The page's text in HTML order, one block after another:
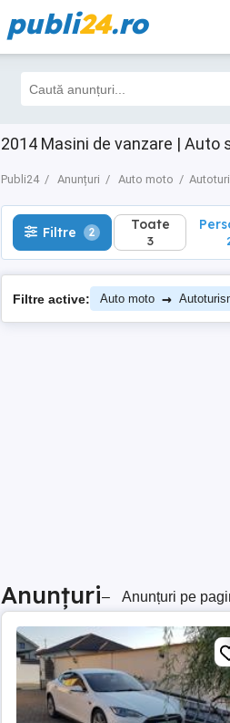
publi24.ro
2014 Masini de vanzare | Auto
Publi24 Anunțuri Auto moto
Filtre 2 Toate
3
Filtre 2 Toate
3
Filtre active: Auto moto →
Anunțuri– Anunțuri pe